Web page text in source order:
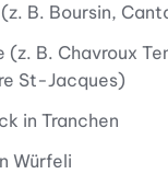
B. Boursin,
(z. B. Chavroux
St-Jacques)
in Tranchen
Würfeli